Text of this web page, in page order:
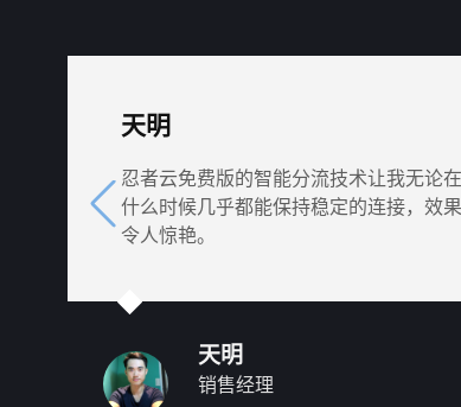
天明
忍者云免费版的智能分流技术让我无论在
什么时候几乎都能保持稳定的连接，效果
令人惊艳。
天明
销售经理